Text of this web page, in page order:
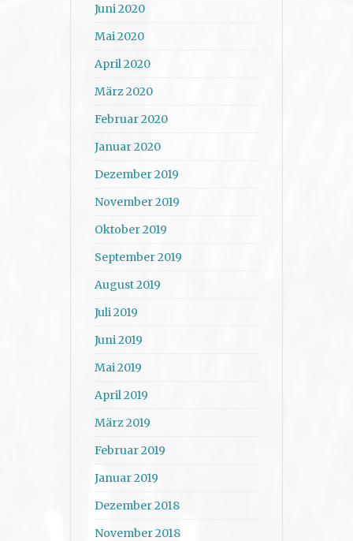
Juni 2020
Mai 2020
April 2020
März 2020
Februar 2020
Januar 2020
Dezember 2019
November 2019
Oktober 2019
September 2019
August 2019
Juli 2019
Juni 2019
Mai 2019
April 2019
März 2019
Februar 2019
Januar 2019
Dezember 2018
November 2018